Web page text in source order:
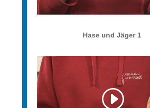
Hase und Jäger 1